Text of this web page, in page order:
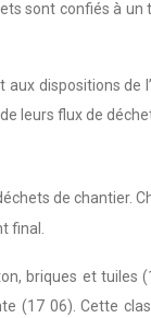
sont confiés à
dispositions de
leurs flux de
de chantier.
final.
briques et tuiles
(17 06). Cette